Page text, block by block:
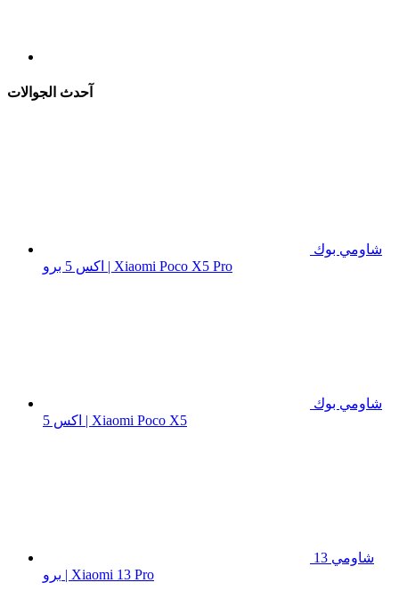
آحدث الجوالات
شاومي بوك
اكس 5 برو | Xiaomi Poco X5 Pro
شاومي بوك
اكس 5 | Xiaomi Poco X5
شاومي 13
برو | Xiaomi 13 Pro